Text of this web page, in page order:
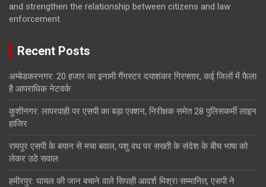
and strengthen the relationship between citizens and law
enforcement.
Recent Posts
अम्बेडकरनगर: 20 हजार का इनामी गैंगस्टर दयाशंकर गिरफ्तार, कई जिलों में फैला
है आपराधिक नेटवर्क
कुशीनगर: लापरवाही पर एसपी का बड़ा एक्शन, निरीक्षक समेत 28 पुलिसकर्मी लाइन
हाजिर
रामपुर एसपी के बयान से मचा बवाल, पशु वध पर सख्ती के संदेश के बीच भाषा को
लेकर उठे सवाल
हमीरपुर: घायल की जान बचाने वाले सिपाही आदर्श मिश्रा सम्मानित, एसपी ने